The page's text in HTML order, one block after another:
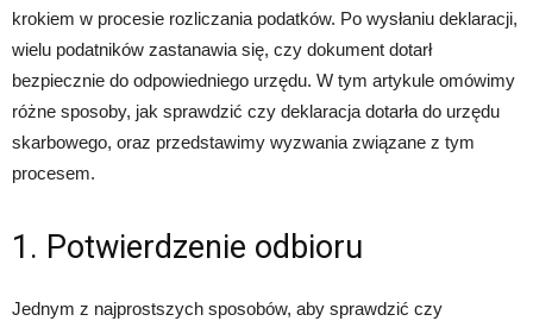
krokiem w procesie rozliczania podatków. Po wysłaniu deklaracji,
wielu podatników zastanawia się, czy dokument dotarł
bezpiecznie do odpowiedniego urzędu. W tym artykule omówimy
różne sposoby, jak sprawdzić czy deklaracja dotarła do urzędu
skarbowego, oraz przedstawimy wyzwania związane z tym
procesem.
1. Potwierdzenie odbioru
Jednym z najprostszych sposobów, aby sprawdzić czy